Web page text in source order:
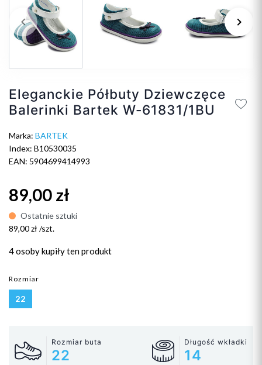
Poprzedni
keyboard_arrow_left keyboard_arrow_right
Eleganckie Półbuty Dziewczęce
Balerinki Bartek W-61831/1BU
Marka: BARTEK
Index: B10530035
EAN: 5904699414993
89,00 zł
Ostatnie sztuki
89,00 zł /szt.
4 osobykupiły ten produkt
Rozmiar
22
Rozmiar buta
22
Długość wkładki
14